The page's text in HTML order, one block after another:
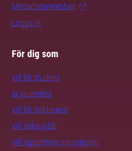
Medarbetarwebben
Logga in
För dig som
vill bli student
är journalist
vill bli doktorand
vill söka jobb
vill rapportera om naturen